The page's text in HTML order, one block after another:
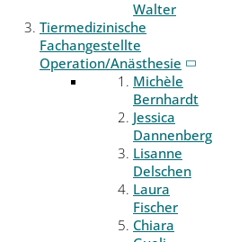
Walter
Tiermedizinische
Fachangestellte
Operation/Anästhesie
Michèle
Bernhardt
Jessica
Dannenberg
Lisanne
Delschen
Laura
Fischer
Chiara